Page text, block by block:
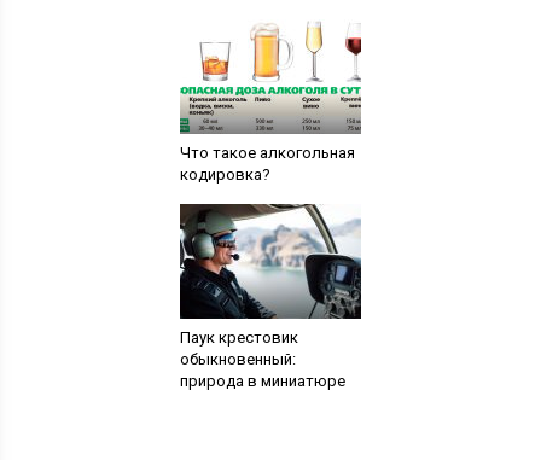
Что такое алкогольная
кодировка?
Паук крестовик
обыкновенный:
природа в миниатюре